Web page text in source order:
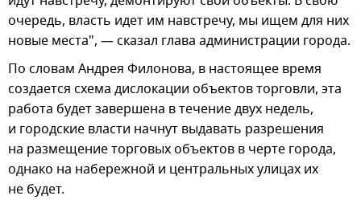
очередь, власть идет им навстречу, мы ищем для них
новые места", — сказал глава администрации города.
По словам Андрея Филонова, в настоящее время
создается схема дислокации объектов торговли, эта
работа будет завершена в течение двух недель,
и городские власти начнут выдавать разрешения
на размещение торговых объектов в черте города,
однако на набережной и центральных улицах их
не будет.